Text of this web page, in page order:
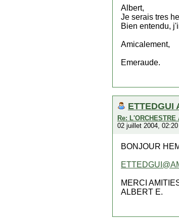
Albert,
Je serais tres
Bien entendu,
Amicalement,
Emeraude.
ETTEDGUI
Re: L'ORCHESTRE
02 juillet 2004, 02:20
BONJOUR
MERCI
ALBERT E.